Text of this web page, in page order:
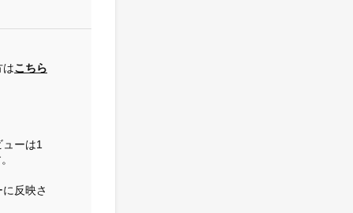
はこちら
ーは1
反映さ